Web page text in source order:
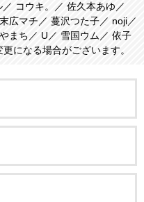
コウキ。
佐久本あゆ
末広マチ 蔓沢つた子
noji
やまち U 雪国ウム
依子
になる場合がございます。